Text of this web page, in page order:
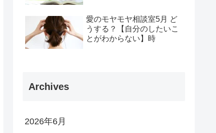
愛のモヤモヤ相談室5月 ど
うする？【自分のしたいこ
とがわからない】時
Archives
2026年6月